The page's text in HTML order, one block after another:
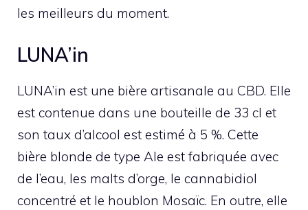
les meilleurs du moment.
LUNA’in
LUNA’in est une bière artisanale au CBD. Elle
est contenue dans une bouteille de 33 cl et
son taux d’alcool est estimé à 5 %. Cette
bière blonde de type Ale est fabriquée avec
de l’eau, les malts d’orge, le cannabidiol
concentré et le houblon Mosaïc. En outre, elle